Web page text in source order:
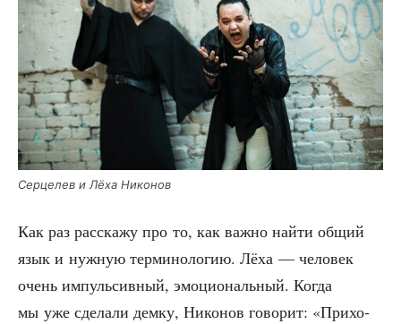
Сер­це­лев и Лёха Никонов
Как раз рас­ска­жу про то, как важ­но най­ти общий
язык и нуж­ную тер­ми­но­ло­гию. Лёха — чело­век
очень импуль­сив­ный, эмо­ци­о­наль­ный. Когда
мы уже сде­ла­ли дем­ку, Нико­нов гово­рит: «При­хо­